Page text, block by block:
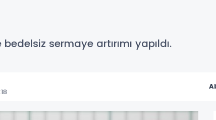
sermaye artırımı yapıldı.